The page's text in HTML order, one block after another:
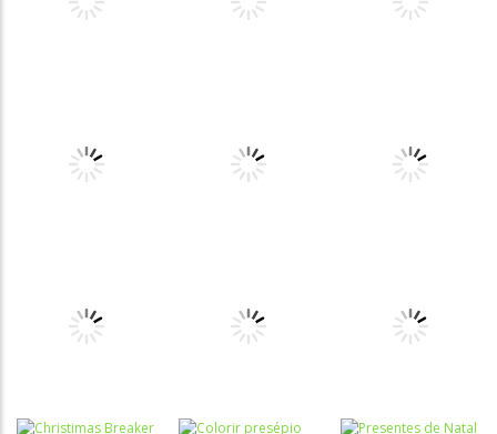
Christimas
Coletar
presentes
Jogo do papai
Passatempo
Árvore de
Passatempo
Bolo de Natal
Passatempo
Tower of
presents
Quebra-
cabeça do
Papai Noel
Escrita
A meia de
Escrita
Alfabeto das